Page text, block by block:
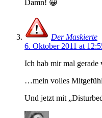
Damn! 😀
Der Maskierte
6. Oktober 2011 at
Ich hab mir mal
…mein volles
Und jetzt mit